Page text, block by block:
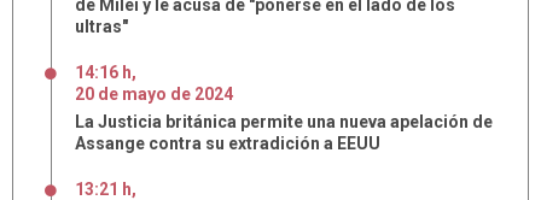
de Milei y le acusa de "ponerse en el lado de los
ultras"
14:16 h,
20 de mayo de 2024
La Justicia británica permite una nueva apelación de
Assange contra su extradición a EEUU
13:21 h,